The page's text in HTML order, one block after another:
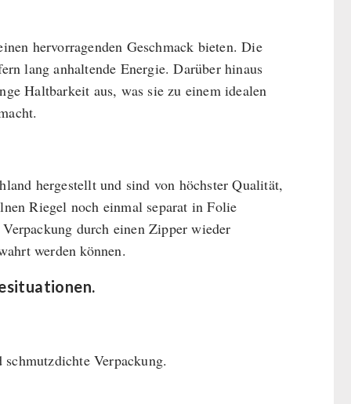
hervorragenden Geschmack bieten. Die
lang anhaltende Energie. Darüber hinaus
Haltbarkeit aus, was sie zu einem idealen
hergestellt und sind von höchster Qualität,
Riegel noch einmal separat in Folie
durch einen Zipper wieder
werden können.
Verpackung.